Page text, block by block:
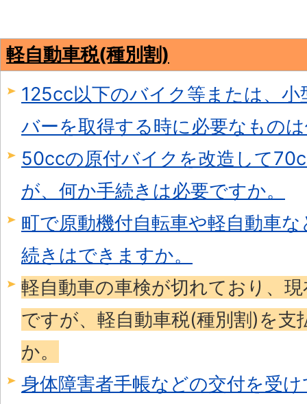
軽自動車税(種別割)
125cc以下のバイク等または、小
バーを取得する時に必要なもの
50ccの原付バイクを改造して
が、何か手続きは必要ですか。
町で原動機付自転車や軽自動車
続きはできますか。
軽自動車の車検が切れており、
ですが、軽自動車税(種別割)を支
か。
身体障害者手帳などの交付を受